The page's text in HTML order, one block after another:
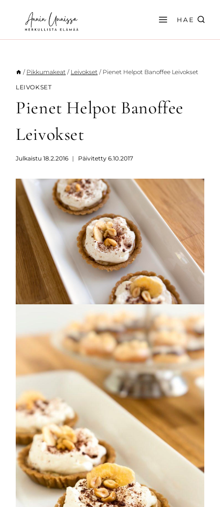
sisältöön
HAE
/ Pikkumakeat / Leivokset / Pienet Helpot Banoffee Leivokset
LEIVOKSET
Pienet Helpot Banoffee
Leivokset
Julkaistu 18.2.2016 Päivitetty 6.10.2017